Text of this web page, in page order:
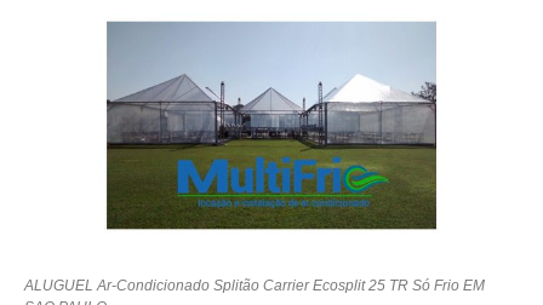
ALUGUEL Ar-Condicionado Splitão Carrier Ecosplit 25 TR Só Frio EM